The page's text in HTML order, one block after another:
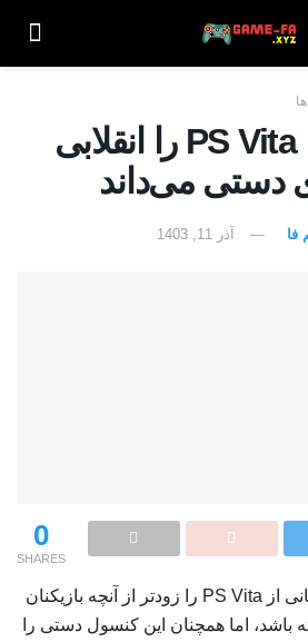
سونی عرضه PS Vita را انقلابی
دستی می‌داند
فا آذر 11, 1403
0
SHARES
سونی ممکن است پشتیبانی از PS Vita را زودتر از آنچه بازیکنان
باشد، اما همچنان این کنسول دستی را